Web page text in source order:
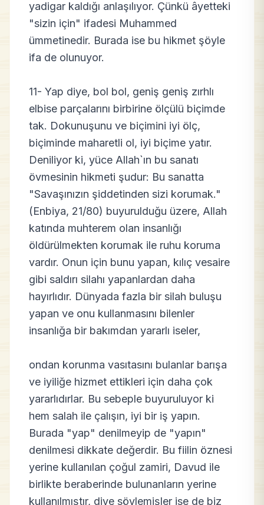
yadigar kaldığı anlaşılıyor. Çünkü âyetteki
"sizin için" ifadesi Muhammed
ümmetinedir. Burada ise bu hikmet şöyle
ifa de olunuyor.
11- Yap diye, bol bol, geniş geniş zırhlı
elbise parçalarını birbirine ölçülü biçimde
tak. Dokunuşunu ve biçimini iyi ölç,
biçiminde maharetli ol, iyi biçime yatır.
Deniliyor ki, yüce Allah`ın bu sanatı
övmesinin hikmeti şudur: Bu sanatta
"Savaşınızın şiddetinden sizi korumak."
(Enbiya, 21/80) buyurulduğu üzere, Allah
katında muhterem olan insanlığı
öldürülmekten korumak ile ruhu koruma
vardır. Onun için bunu yapan, kılıç vesaire
gibi saldırı silahı yapanlardan daha
hayırlıdır. Dünyada fazla bir silah buluşu
yapan ve onu kullanmasını bilenler
insanlığa bir bakımdan yararlı iseler,
ondan korunma vasıtasını bulanlar barışa
ve iyiliğe hizmet ettikleri için daha çok
yararlıdırlar. Bu sebeple buyuruluyor ki
hem salah ile çalışın, iyi bir iş yapın.
Burada "yap" denilmeyip de "yapın"
denilmesi dikkate değerdir. Bu fiilin öznesi
yerine kullanılan çoğul zamiri, Davud ile
birlikte beraberinde bulunanların yerine
kullanılmıştır, diye söylemişler ise de biz